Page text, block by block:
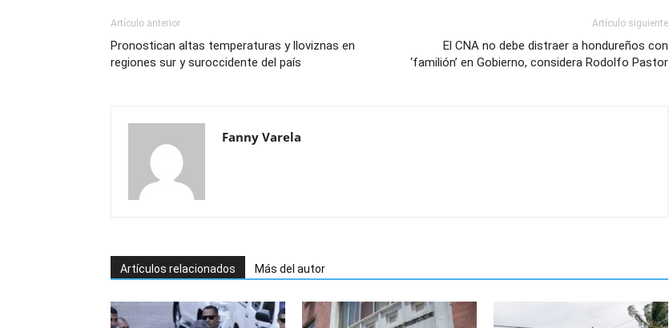
Artículo anterior
Pronostican altas temperaturas y lloviznas en
regiones sur y suroccidente del país
Artículo siguiente
El CNA no debe distraer a hondureños con
‘familión’ en Gobierno, considera Rodolfo Pastor
Fanny Varela
Artículos relacionados Más del autor